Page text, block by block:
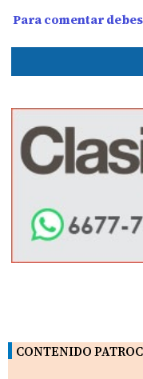
Para comentar
CONTENIDO